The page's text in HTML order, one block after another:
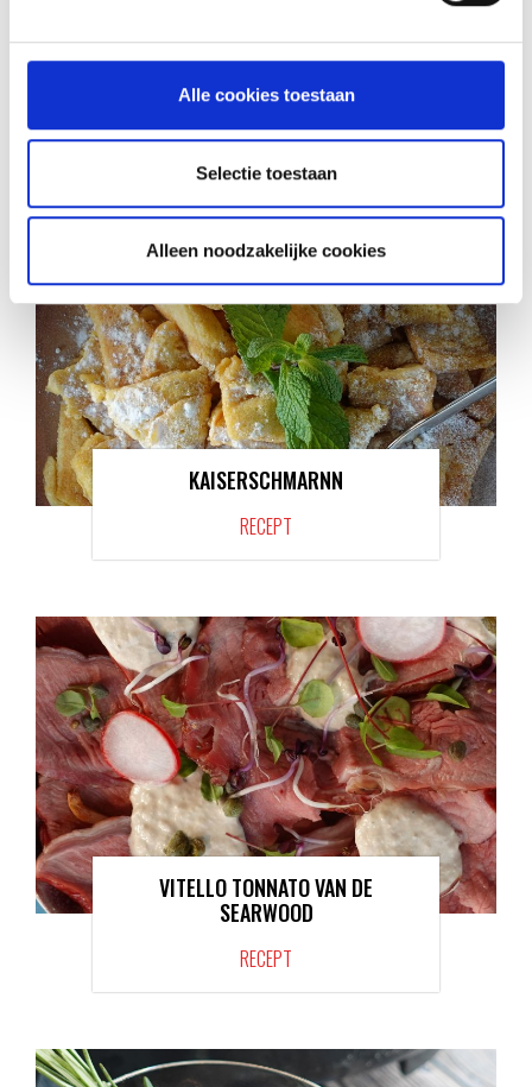
Alle cookies toestaan
Selectie toestaan
Alleen noodzakelijke cookies
VAN ONZE GRILL MASTERS
MEER INFORMATIE
KAISERSCHMARNN
RECEPT
VITELLO TONNATO VAN DE
SEARWOOD
RECEPT